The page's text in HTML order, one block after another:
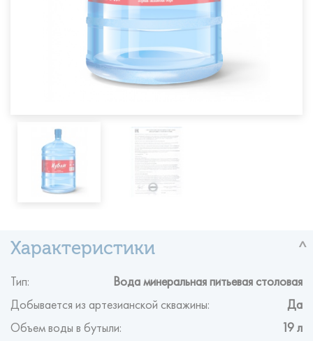
Тип: Вода минеральная питьевая столовая
Добывается из артезианской скважины: Да
Объем воды в бутыли: 19 л